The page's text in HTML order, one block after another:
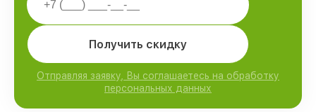
Получить скидку
Отправляя заявку, Вы соглашаетесь на обработку
персональных данных